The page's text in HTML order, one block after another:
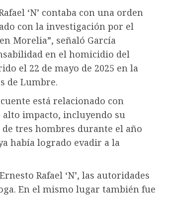
‘N’ contaba con una orden
con la investigación por el
Morelia”, señaló García
en el homicidio del
el 22 de mayo de 2025 en la
de Lumbre.
está relacionado con
impacto, incluyendo su
tres hombres durante el año
había logrado evadir a la
Rafael ‘N’, las autoridades
En el mismo lugar también fue